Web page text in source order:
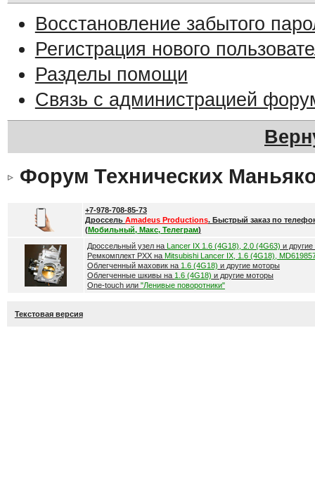
Восстановление забытого
Регистрация нового
Разделы помощи
Связь с администрацией
Форум Технических
+7-978-708-85-73
Дроссель Amadeus Productions. Быстрый заказ по
(Мобильный, Макс, Телеграм)
Дроссельный узел на Lancer IX 1.6 (4G18), 2.0 (4G63) и
Ремкомплект РХХ на Mitsubishi Lancer IX, 1.6 (4G18),
Облегченный маховик на 1.6 (4G18) и другие моторы
Облегченные шкивы на 1.6 (4G18) и другие моторы
One-touch или "Ленивые поворотники"
Текстовая версия